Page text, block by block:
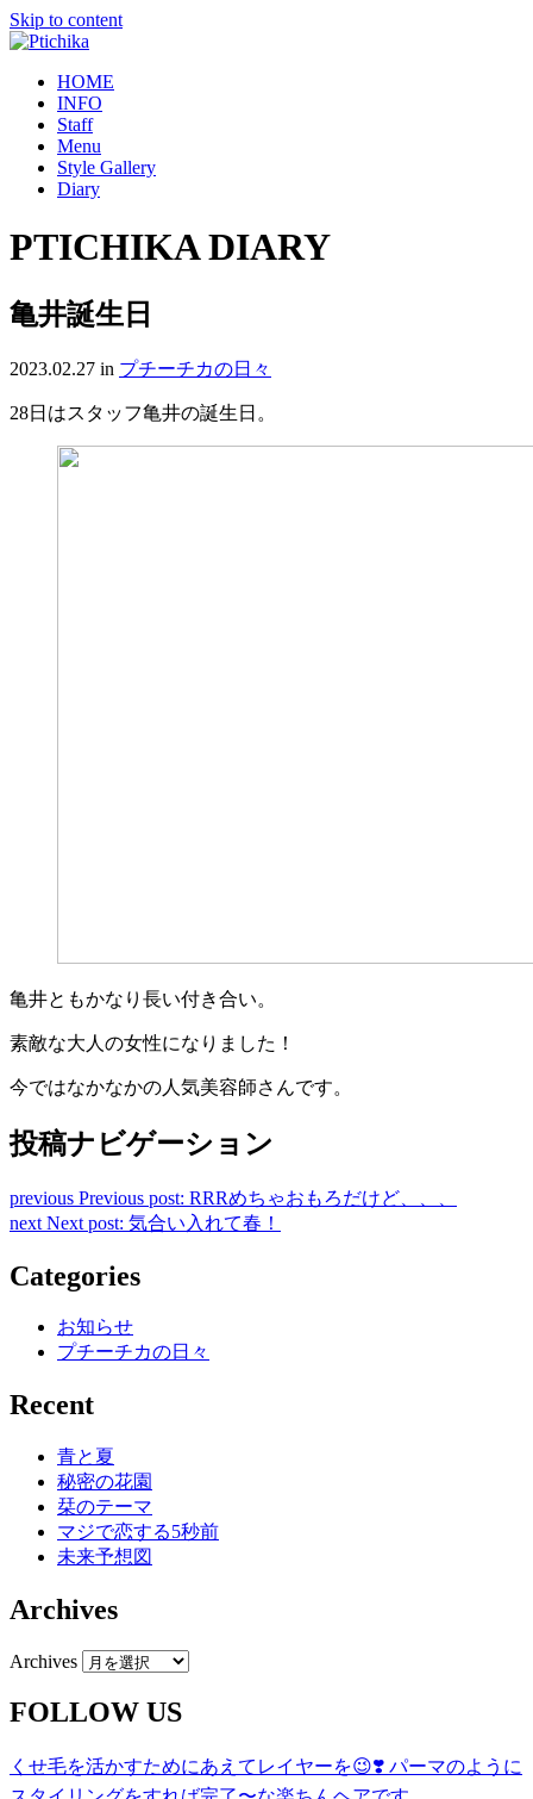
Skip to content
HOME
INFO
Staff
Menu
Style Gallery
Diary
PTICHIKA DIARY
亀井誕生日
2023.02.27 in プチーチカの日々
28日はスタッフ亀井の誕生日。
亀井ともかなり長い付き合い。
素敵な大人の女性になりました！
今ではなかなかの人気美容師さんです。
投稿ナビゲーション
previous Previous post: RRRめちゃおもろだけど、、、
next Next post: 気合い入れて春！
Categories
お知らせ
プチーチカの日々
Recent
青と夏
秘密の花園
栞のテーマ
マジで恋する5秒前
未来予想図
Archives
Archives
FOLLOW US
くせ毛を活かすためにあえてレイヤーを😉❣️ パーマのように